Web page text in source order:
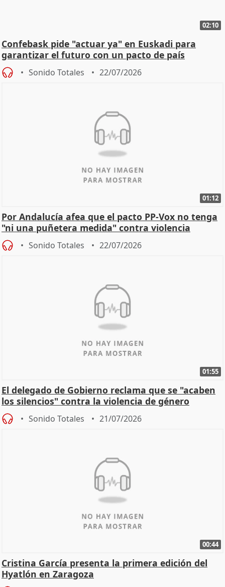
02:10
Confebask pide "actuar ya" en Euskadi para
garantizar el futuro con un pacto de país
Sonido Totales 22/07/2026
01:12
Por Andalucía afea que el pacto PP-Vox no tenga
"ni una puñetera medida" contra violencia
machista
Sonido Totales 22/07/2026
01:55
El delegado de Gobierno reclama que se "acaben
los silencios" contra la violencia de género
Sonido Totales 21/07/2026
00:44
Cristina García presenta la primera edición del
Hyatlón en Zaragoza